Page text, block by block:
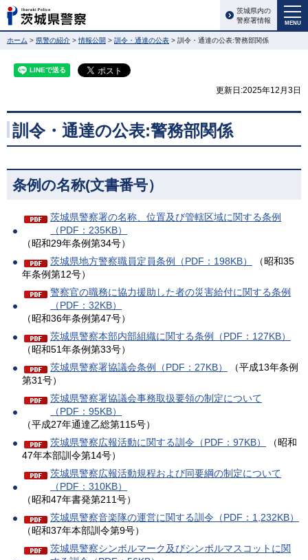
MENU
茨城県内の
警察署情報
ホーム > 県警の紹介 > 情報公開 > 訓令・通達の公表 > 訓令・通達の公表:警務部関係
更新日:2025年12月3日
訓令・通達の公表:警務部関係
条例の名称(文書番号）
茨城県警察署の名称、位置及び管轄区域に関する条例
（PDF：235KB）
（昭和29年条例第34号）
茨城県地方警察職員定員条例（PDF：198KB）
（昭和35
年条例第12号）
警察官の職務に協力援助した者の災害給付に関する条例
（PDF：32KB）
（昭和36年条例第47号）
茨城県警察本部内部組織に関する条例（PDF：127KB）
（昭和51年条例第33号）
茨城県警察署協議会条例（PDF：27KB）
（平成13年条例
第31号）
茨城県警察署協議会事務取扱要領の制定について
（PDF：95KB）
（平成27年通達乙総第115号）
茨城県警察広報活動に関する訓令（PDF：97KB）
（昭和
47年本部訓令第14号）
茨城県警察広報活動規程および同要綱の制定について
（PDF：310KB）
（昭和47年書発第211号）
茨城県警察音楽隊の運営に関する訓令（PDF：1,232KB）
（昭和37年本部訓令第9号）
茨城県警察シンボルマーク及びシンボルマスコットに関